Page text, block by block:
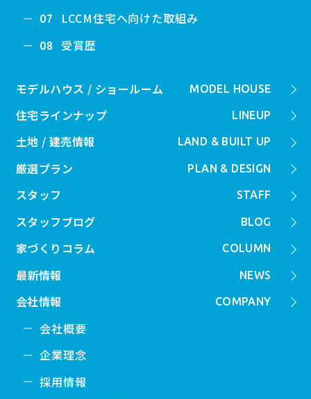
07 LCCM住宅へ向けた取組み
08 受賞歴
MODEL HOUSE
モデルハウス / ショールーム
LINEUP
住宅ラインナップ
LAND & BUILT UP
土地 / 建売情報
PLAN & DESIGN
厳選プラン
STAFF
スタッフ
BLOG
スタッフブログ
COLUMN
家づくりコラム
NEWS
最新情報
COMPANY
会社情報
会社概要
企業理念
採用情報